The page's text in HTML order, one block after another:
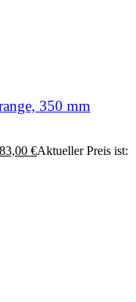
350 mm
83,00 €Aktueller Preis ist: